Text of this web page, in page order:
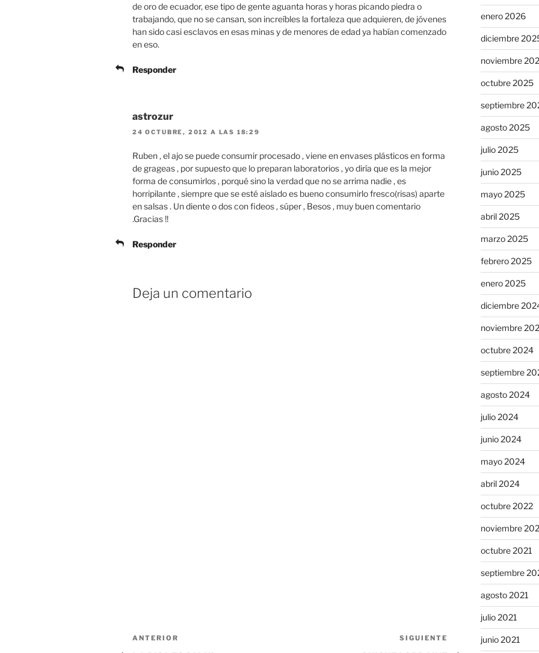
de oro de ecuador, ese tipo de gente aguanta horas y horas picando piedra o
trabajando, que no se cansan, son increíbles la fortaleza que adquieren, de jóvenes
han sido casi esclavos en esas minas y de menores de edad ya habían comenzado
en eso.
Responder
astrozur
24 OCTUBRE, 2012 A LAS 18:29
Ruben , el ajo se puede consumir procesado , viene en envases plásticos en forma
de grageas , por supuesto que lo preparan laboratorios , yo diría que es la mejor
forma de consumirlos , porqué sino la verdad que no se arrima nadie , es
horripilante , siempre que se esté aislado es bueno consumirlo fresco(risas) aparte
en salsas . Un diente o dos con fideos , súper , Besos , muy buen comentario
.Gracias !!
Responder
Deja un comentario
Navegación
Entrada
ANTERIOR
Siguiente
SIGUIENTE
enero 2026
diciembre
noviembre
octubre 2025
septiembre
agosto 2025
julio 2025
junio 2025
mayo 2025
abril 2025
marzo 2025
febrero 2025
enero 2025
diciembre
noviembre
octubre 2024
septiembre
agosto 2024
julio 2024
junio 2024
mayo 2024
abril 2024
octubre 2022
noviembre
octubre 2021
septiembre
agosto 2021
julio 2021
junio 2021